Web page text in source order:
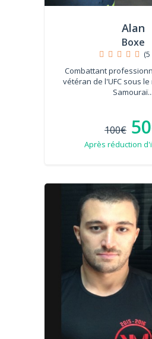
Alan
Boxe
Combattant
vétéran de l'UFC sous
Samouraï...
100€
Après réduction